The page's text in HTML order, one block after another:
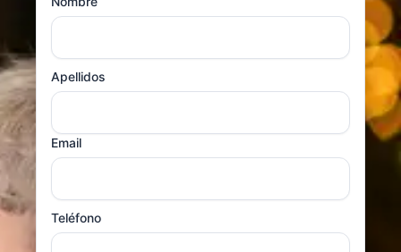
Apellidos
Email
Teléfono